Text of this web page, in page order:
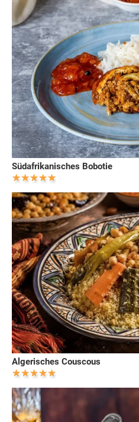
Südafrikanisches Bobotie
Algerisches Couscous